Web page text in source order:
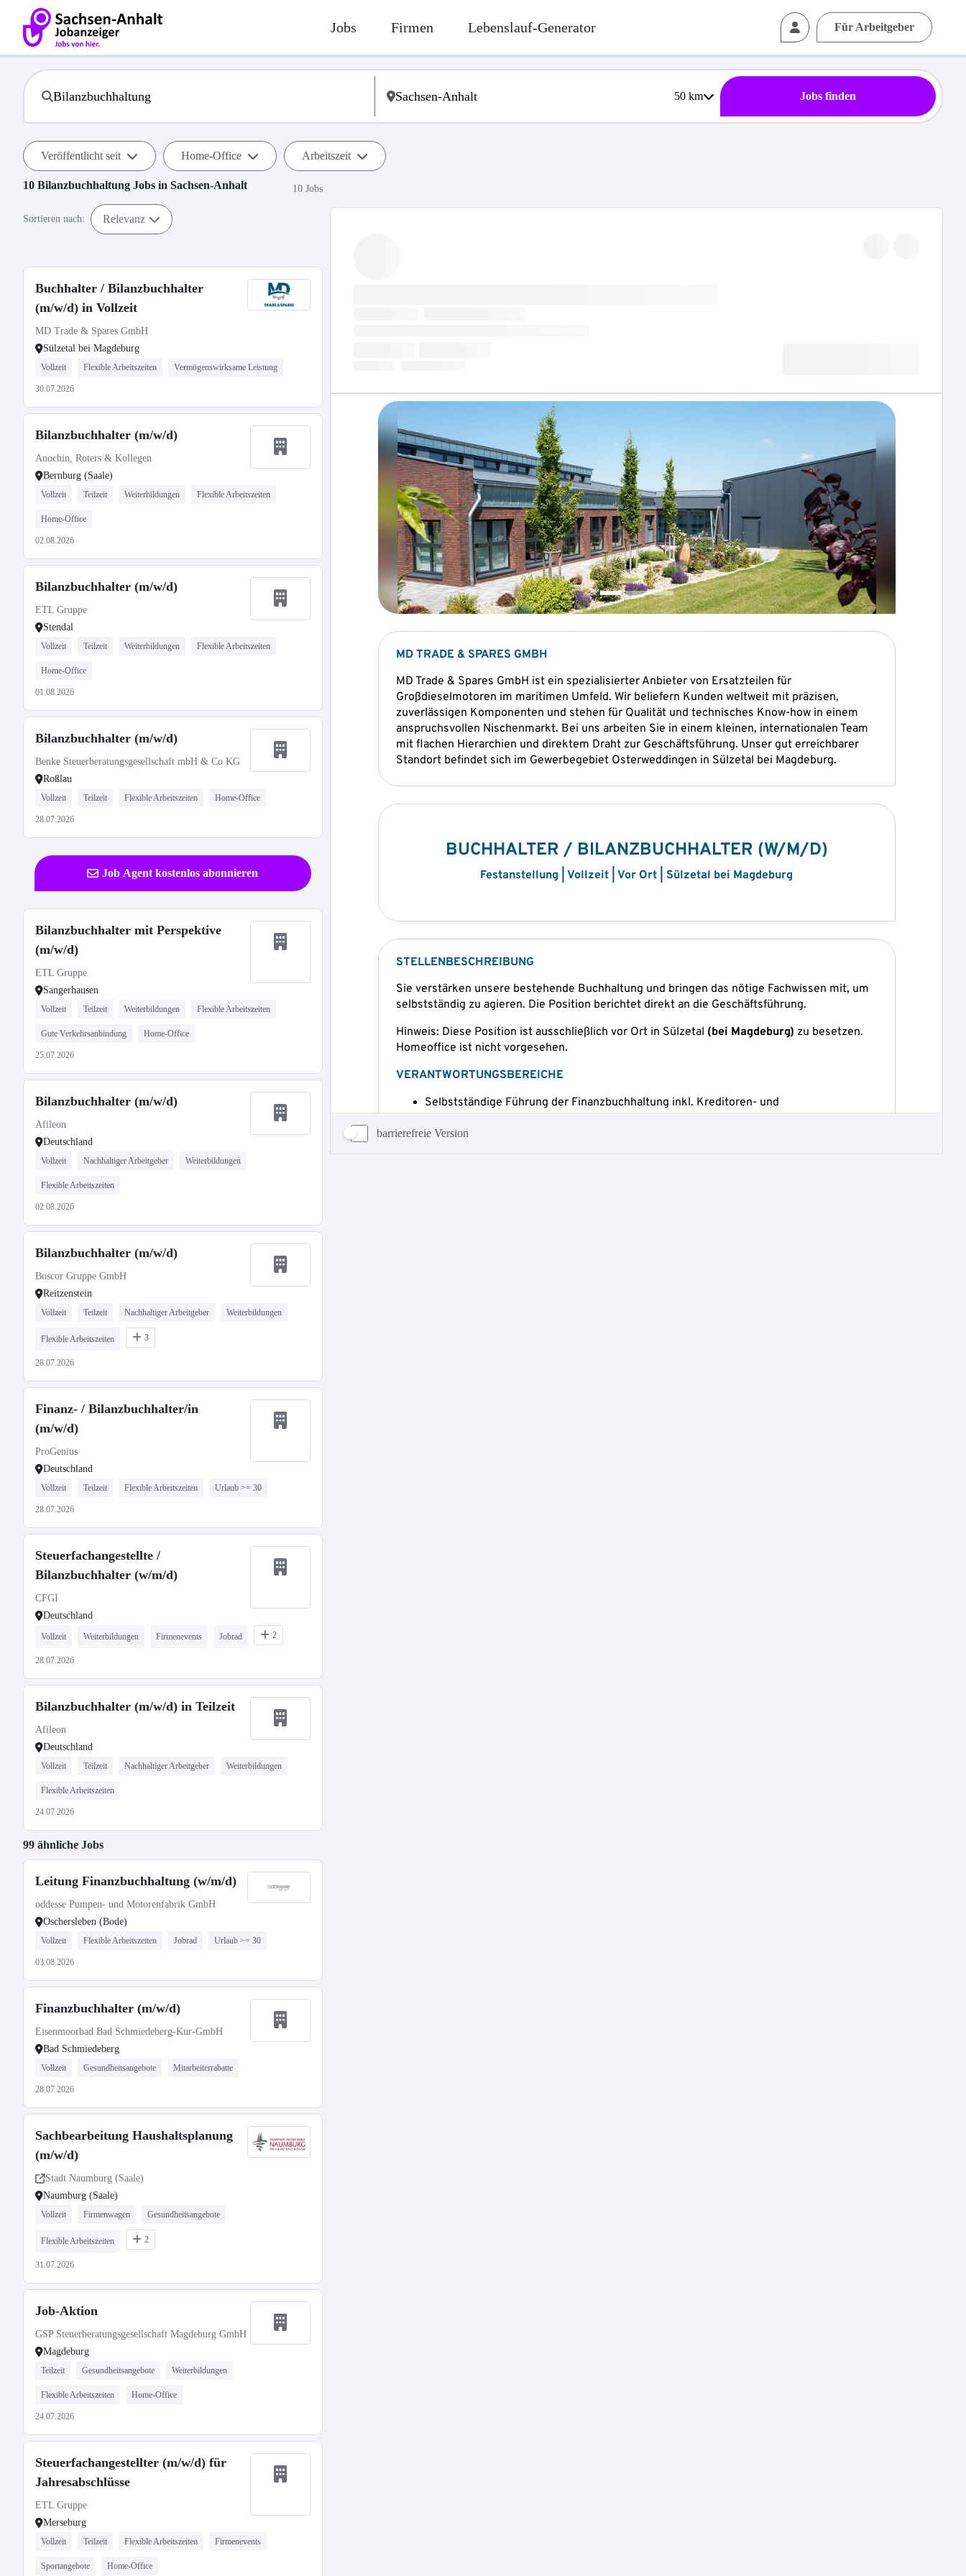
Jobs Firmen Lebenslauf-Generator Für Arbeitgeber
50km Jobs finden
Veröffentlicht seit Home-Office Arbeitszeit
10 Bilanzbuchhaltung Jobs in Sachsen-Anhalt 10 Jobs
Sortieren nach: Relevanz
Buchhalter / Bilanzbuchhalter
(m/w/d) in Vollzeit
MD Trade & Spares GmbH
Sülzetal bei Magdeburg
Vollzeit Flexible Arbeitszeiten Vermögenswirksame Leistung
30.07.2026
Bilanzbuchhalter (m/w/d)
Anochin, Roters & Kollegen
Bernburg (Saale)
Vollzeit Teilzeit Weiterbildungen Flexible Arbeitszeiten
Home-Office
02.08.2026
Bilanzbuchhalter (m/w/d)
ETL Gruppe
Stendal
Vollzeit Teilzeit Weiterbildungen Flexible Arbeitszeiten
Home-Office
01.08.2026
Bilanzbuchhalter (m/w/d)
Benke Steuerberatungsgesellschaft mbH & Co KG
Roßlau
Vollzeit Teilzeit Flexible Arbeitszeiten Home-Office
28.07.2026
Job Agent kostenlos abonnieren
Bilanzbuchhalter mit Perspektive
(m/w/d)
ETL Gruppe
Sangerhausen
Vollzeit Teilzeit Weiterbildungen Flexible Arbeitszeiten
Gute Verkehrsanbindung Home-Office
25.07.2026
Bilanzbuchhalter (m/w/d)
Afileon
Deutschland
Vollzeit Nachhaltiger Arbeitgeber Weiterbildungen
Flexible Arbeitszeiten
02.08.2026
Bilanzbuchhalter (m/w/d)
Boscor Gruppe GmbH
Reitzenstein
Vollzeit Teilzeit Nachhaltiger Arbeitgeber Weiterbildungen
Flexible Arbeitszeiten 3
28.07.2026
Finanz- / Bilanzbuchhalter/in
(m/w/d)
ProGenius
Deutschland
Vollzeit Teilzeit Flexible Arbeitszeiten Urlaub >= 30
28.07.2026
Steuerfachangestellte /
Bilanzbuchhalter (w/m/d)
CFGI
Deutschland
Vollzeit Weiterbildungen Firmenevents Jobrad 2
28.07.2026
Bilanzbuchhalter (m/w/d) in Teilzeit
Afileon
Deutschland
Vollzeit Teilzeit Nachhaltiger Arbeitgeber Weiterbildungen
Flexible Arbeitszeiten
24.07.2026
99 ähnliche Jobs
Leitung Finanzbuchhaltung (w/m/d)
oddesse Pumpen- und Motorenfabrik GmbH
Oschersleben (Bode)
Vollzeit Flexible Arbeitszeiten Jobrad Urlaub >= 30
03.08.2026
Finanzbuchhalter (m/w/d)
Eisenmoorbad Bad Schmiedeberg-Kur-GmbH
Bad Schmiedeberg
Vollzeit Gesundheitsangebote Mitarbeiterrabatte
28.07.2026
Sachbearbeitung Haushaltsplanung
(m/w/d)
Stadt Naumburg (Saale)
Naumburg (Saale)
Vollzeit Firmenwagen Gesundheitsangebote
Flexible Arbeitszeiten 2
31.07.2026
Job-Aktion
GSP Steuerberatungsgesellschaft Magdeburg GmbH
Magdeburg
Teilzeit Gesundheitsangebote Weiterbildungen
Flexible Arbeitszeiten Home-Office
24.07.2026
Steuerfachangestellter (m/w/d) für
Jahresabschlüsse
ETL Gruppe
Merseburg
Vollzeit Teilzeit Flexible Arbeitszeiten Firmenevents
Sportangebote Home-Office
barrierefreie Version